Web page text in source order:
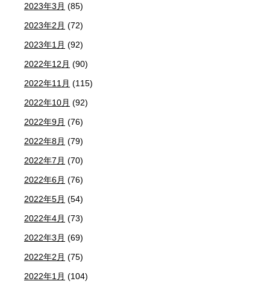
2023年3月 (85)
2023年2月 (72)
2023年1月 (92)
2022年12月 (90)
2022年11月 (115)
2022年10月 (92)
2022年9月 (76)
2022年8月 (79)
2022年7月 (70)
2022年6月 (76)
2022年5月 (54)
2022年4月 (73)
2022年3月 (69)
2022年2月 (75)
2022年1月 (104)